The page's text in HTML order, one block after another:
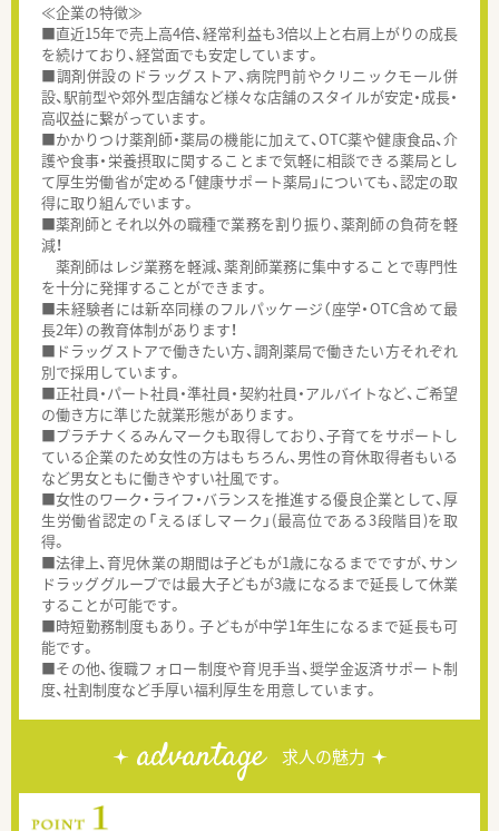
≪企業の特徴≫
■直近15年で売上高4倍、経常利益も3倍以上と右肩上がりの成長
を続けており、経営面でも安定しています。
■調剤併設のドラッグストア、病院門前やクリニックモール併
設、駅前型や郊外型店舗など様々な店舗のスタイルが安定・成長・
高収益に繋がっています。
■かかりつけ薬剤師・薬局の機能に加えて、OTC薬や健康食品、介
護や食事・栄養摂取に関することまで気軽に相談できる薬局とし
て厚生労働省が定める「健康サポート薬局」についても、認定の取
得に取り組んでいます。
■薬剤師とそれ以外の職種で業務を割り振り、薬剤師の負荷を軽
減！
薬剤師はレジ業務を軽減、薬剤師業務に集中することで専門性
を十分に発揮することができます。
■未経験者には新卒同様のフルパッケージ（座学・OTC含めて最
長2年）の教育体制があります！
■ドラッグストアで働きたい方、調剤薬局で働きたい方それぞれ
別で採用しています。
■正社員・パート社員・準社員・契約社員・アルバイトなど、ご希望
の働き方に準じた就業形態があります。
■プラチナくるみんマークも取得しており、子育てをサポートし
ている企業のため女性の方はもちろん、男性の育休取得者もいる
など男女ともに働きやすい社風です。
■女性のワーク・ライフ・バランスを推進する優良企業として、厚
生労働省認定の「えるぼしマーク」(最高位である3段階目)を取
得。
■法律上、育児休業の期間は子どもが1歳になるまでですが、サン
ドラッググループでは最大子どもが3歳になるまで延長して休業
することが可能です。
■時短勤務制度もあり。子どもが中学1年生になるまで延長も可
能です。
■その他、復職フォロー制度や育児手当、奨学金返済サポート制
度、社割制度など手厚い福利厚生を用意しています。
advantage 求人の魅力